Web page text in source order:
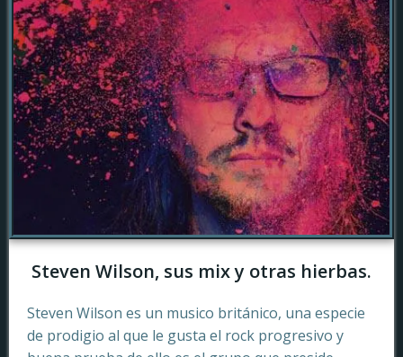
Steven Wilson, sus mix y otras hierbas.
Steven Wilson es un musico británico, una especie
de prodigio al que le gusta el rock progresivo y